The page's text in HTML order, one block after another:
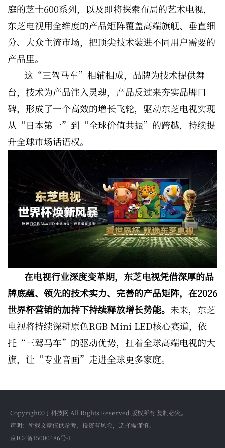
庭的芝士600系列，以及即将探索布局的艺术电视，
东芝电视用全维度的产品矩阵覆盖高端旗舰、垂直细
分、大众主流市场，把顶尖技术装进不同用户需要的
产品里。
这“三驾马车”相辅相成，品牌为技术提供舞
台，技术为产品注入灵魂，产品反过来夯实品牌口
碑，形成了一个高效的增长飞轮，驱动东芝电视实现
从“日本第一”到“全球价值共振”的跨越，持续提
升全球市场话语权。
在电视行业深度变革期，东芝电视凭借深厚的品
牌底蕴、领先的技术实力、完善的产品矩阵，在2026
世界杯营销的加持下持续释放增长势能。 未来，东芝
电视将持续深耕原色RGB Mini LED核心赛道，依
托“三驾马车”的驱动优势，扛着全球高端电视的大
旗，让“专业音画”走进全球更多家庭。
Copyright©丁科技网 All Rights Reserved 版权所有 复制必究。
声明：所载文章仅供参考，投资有风险，选择需谨慎。
京ICP备15000486号-1